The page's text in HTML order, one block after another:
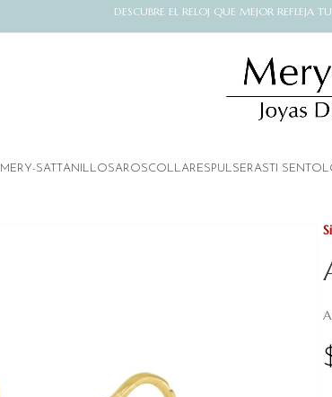
DESCUBRE EL RELOJ QUE MEJOR REFLEJA
MERY-SATTANILLOSAROSCOLLARES PULSERASTI SENTO